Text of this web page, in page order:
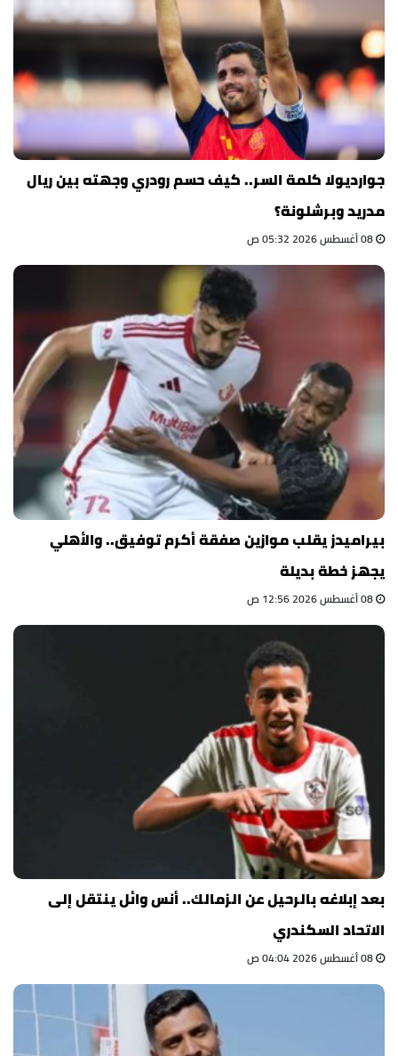
جوارديولا كلمة السر.. كيف حسم رودري وجهته بين ريال
مدريد وبرشلونة؟
بيراميدز يقلب موازين صفقة أكرم توفيق.. والأهلي
يجهز خطة بديلة
بعد إبلاغه بالرحيل عن الزمالك.. أنس وائل ينتقل إلى
الاتحاد السكندري